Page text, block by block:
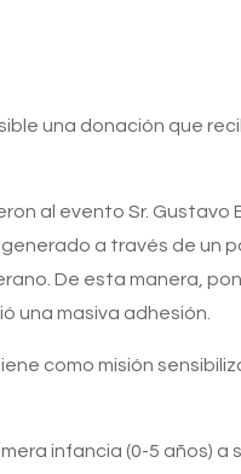
una donación que
al evento Sr. Gustavo
a través de un
De esta manera,
una masiva adhesión.
como misión
infancia (0-5 años) a